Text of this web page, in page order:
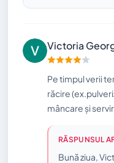
Victoria
Pe timpul verii
răcire
mâncare și
RĂSPUNSUL
Bună ziua,